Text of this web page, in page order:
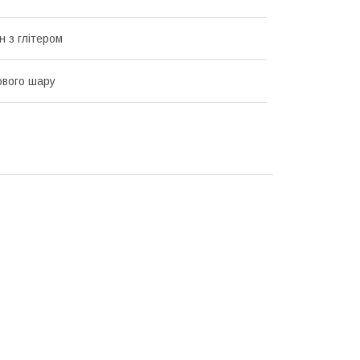
глітером
шару